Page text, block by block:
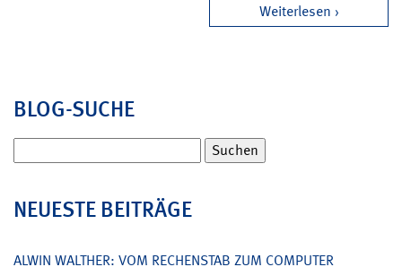
Weiterlesen
BLOG-SUCHE
nach:
NEUESTE BEITRÄGE
ALWIN WALTHER: VOM RECHENSTAB ZUM COMPUTER